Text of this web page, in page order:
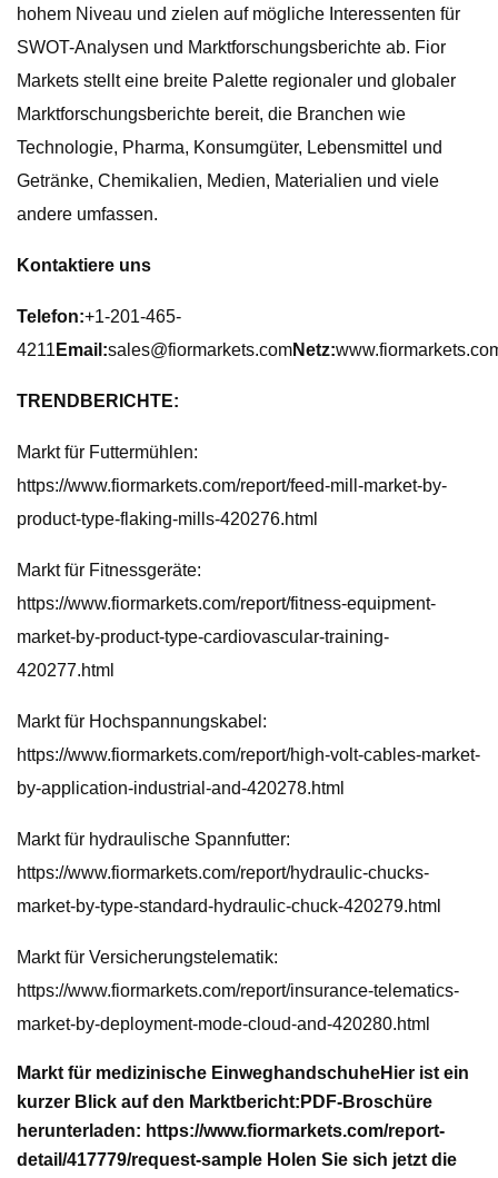
hohem Niveau und zielen auf mögliche Interessenten für
SWOT-Analysen und Marktforschungsberichte ab. Fior
Markets stellt eine breite Palette regionaler und globaler
Marktforschungsberichte bereit, die Branchen wie
Technologie, Pharma, Konsumgüter, Lebensmittel und
Getränke, Chemikalien, Medien, Materialien und viele
andere umfassen.
Kontaktiere uns
Telefon:+1-201-465-
4211 Email:sales@fiormarkets.comNetz:
TRENDBERICHTE:
Markt für Futtermühlen:
https://www.fiormarkets.com/report/feed-mill-market-by-
product-type-flaking-mills-420276.html
Markt für Fitnessgeräte:
https://www.fiormarkets.com/report/fitness-equipment-
market-by-product-type-cardiovascular-training-
420277.html
Markt für Hochspannungskabel:
https://www.fiormarkets.com/report/high-volt-cables-market-
by-application-industrial-and-420278.html
Markt für hydraulische Spannfutter:
https://www.fiormarkets.com/report/hydraulic-chucks-
market-by-type-standard-hydraulic-chuck-420279.html
Markt für Versicherungstelematik:
https://www.fiormarkets.com/report/insurance-telematics-
market-by-deployment-mode-cloud-and-420280.html
Markt für medizinische EinweghandschuheHier ist ein
kurzer Blick auf den Marktbericht: PDF-Broschüre
herunterladen: https://www.fiormarkets.com/report-
detail/417779/request-sample Holen Sie sich jetzt die